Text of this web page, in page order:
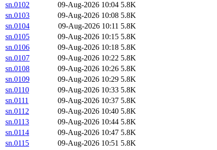
sn.0102
09-Aug-2026 10:04 5.8K
sn.0103
09-Aug-2026 10:08 5.8K
sn.0104
09-Aug-2026 10:11 5.8K
sn.0105
09-Aug-2026 10:15 5.8K
sn.0106
09-Aug-2026 10:18 5.8K
sn.0107
09-Aug-2026 10:22 5.8K
sn.0108
09-Aug-2026 10:26 5.8K
sn.0109
09-Aug-2026 10:29 5.8K
sn.0110
09-Aug-2026 10:33 5.8K
sn.0111
09-Aug-2026 10:37 5.8K
sn.0112
09-Aug-2026 10:40 5.8K
sn.0113
09-Aug-2026 10:44 5.8K
sn.0114
09-Aug-2026 10:47 5.8K
sn.0115
09-Aug-2026 10:51 5.8K